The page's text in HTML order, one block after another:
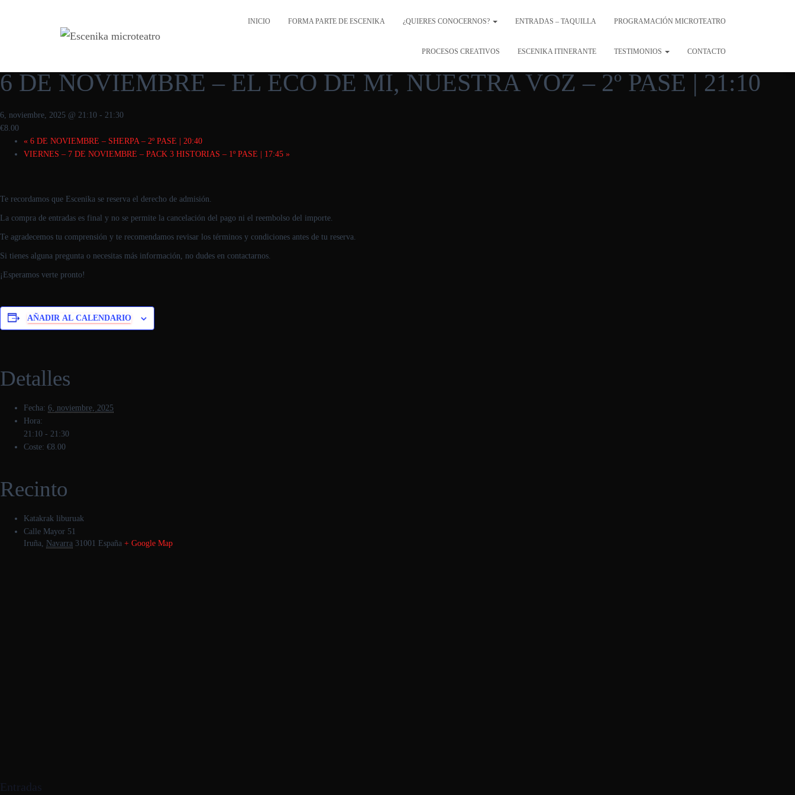
INICIO FORMA PARTE DE ESCENIKA ¿QUIERES CONOCERNOS? ENTRADAS – TAQUILLA PROGRAMACIÓN MICROTEATRO
PROCESOS CREATIVOS ESCENIKA ITINERANTE TESTIMONIOS CONTACTO
Este evento ha pasado.
6 DE NOVIEMBRE – EL ECO DE MI, NUESTRA VOZ – 2º PASE | 21:10
6, noviembre, 2025 @ 21:10 - 21:30
€8.00
« 6 DE NOVIEMBRE – SHERPA – 2º PASE | 20:40
VIERNES – 7 DE NOVIEMBRE – PACK 3 HISTORIAS – 1º PASE | 17:45 »
Te recordamos que Escenika se reserva el derecho de admisión.
La compra de entradas es final y no se permite la cancelación del pago ni el reembolso del importe.
Te agradecemos tu comprensión y te recomendamos revisar los términos y condiciones antes de tu reserva.
Si tienes alguna pregunta o necesitas más información, no dudes en contactarnos.
¡Esperamos verte pronto!
AÑADIR AL CALENDARIO
Detalles
Fecha: 6, noviembre, 2025
Hora:
21:10 - 21:30
Coste: €8.00
Recinto
Katakrak liburuak
Calle Mayor 51
Iruña
Navarra 31001 España + Google Map
Entradas